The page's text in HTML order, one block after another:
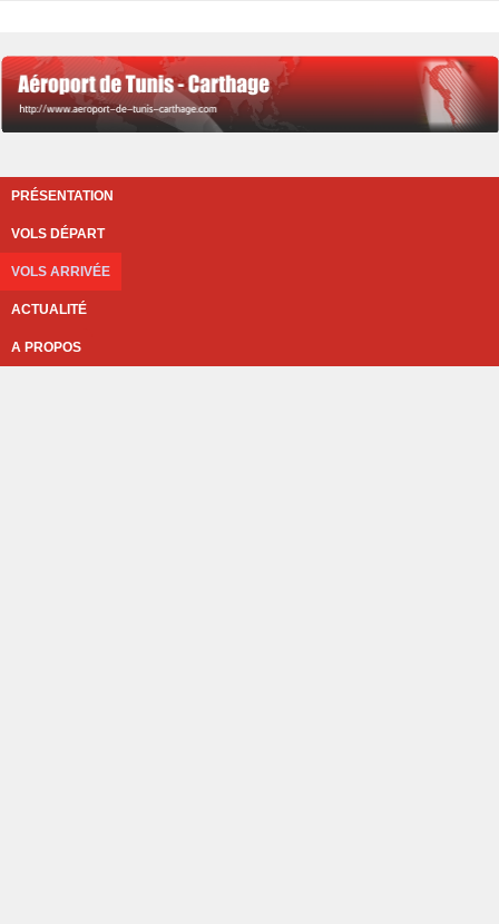
PRÉSENTATION
VOLS DÉPART
VOLS ARRIVÉE
ACTUALITÉ
A PROPOS